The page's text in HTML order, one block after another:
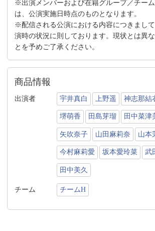
※出演メンバーおよび在籍グループ／チー
は、公演実施日時点のものとなります。
※配信される公演における内容につきまし
演時の状況に則しております。現状とは異
とを予めご了承ください。
商品情報
出演者 宇井真白 上野遥 神志那結
堺萌香 田島芽瑠 田中菜津
矢吹奈子 山田麻莉奈 山本
今村麻莉愛 坂本愛玲菜 武
田中美久
チーム チームH